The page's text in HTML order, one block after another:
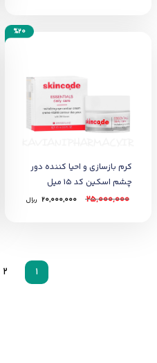
%20
کرم بازسازی و احیا کننده دور
چشم اسکین کد 15 میل
25,000,000
20,000,000 ﷼
1
2